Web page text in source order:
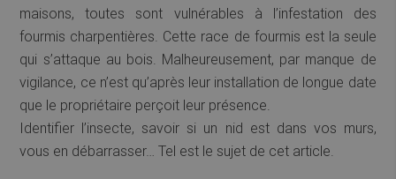
maisons, toutes sont vulnérables à l’infestation des
fourmis charpentières. Cette race de fourmis est la seule
qui s’attaque au bois. Malheureusement, par manque de
vigilance, ce n’est qu’après leur installation de longue date
que le propriétaire perçoit leur présence.
Identifier l’insecte, savoir si un nid est dans vos murs,
vous en débarrasser… Tel est le sujet de cet article.